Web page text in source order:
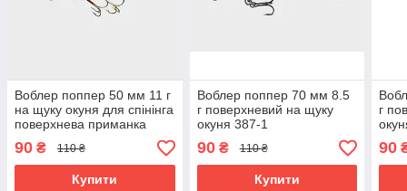
Воблер поппер 50 мм 11 г
на щуку окуня для спінінга
поверхнева приманка
жаба поппер 89-8
90 ₴ 110 ₴
Купити
Воблер поппер 70 мм 8.5
г поверхневий на щуку
окуня 387-1
90₴ 110 ₴
Купити
г
90